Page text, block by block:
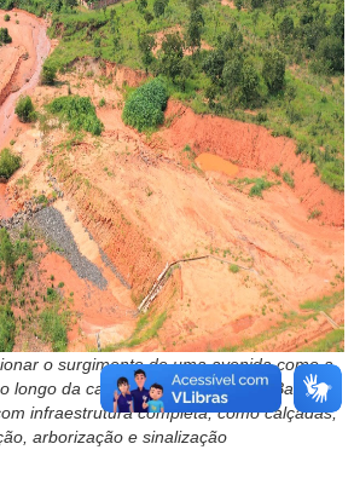
o surgimento de uma avenida como a
longo da canalização do Córrego Baixa
infraestrutura completa, como calçadas,
arborização e sinalização